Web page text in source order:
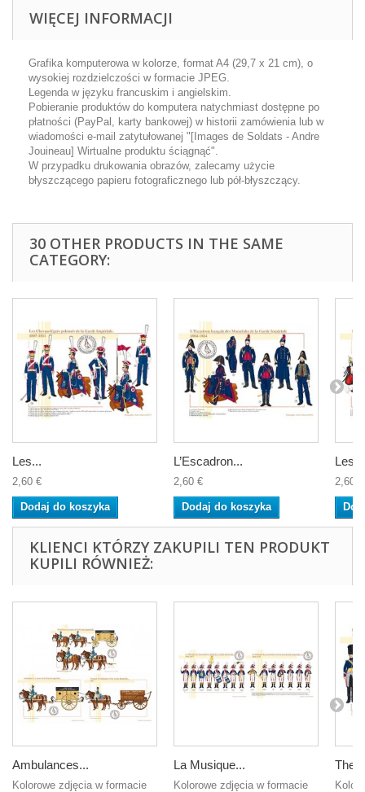
WIĘCEJ INFORMACJI
Grafika komputerowa w kolorze, format A4 (29,7 x 21 cm), o
wysokiej rozdzielczości w formacie JPEG.
Legenda w języku francuskim i angielskim.
Pobieranie produktów do komputera natychmiast dostępne po
płatności (PayPal, karty bankowej) w historii zamówienia lub w
wiadomości e-mail zatytułowanej "[Images de Soldats - Andre
Jouineau] Wirtualne produktu ściągnąć".
W przypadku drukowania obrazów, zalecamy użycie
błyszczącego papieru fotograficznego lub pół-błyszczący.
30 OTHER PRODUCTS IN THE SAME
CATEGORY:
Les...
2,60 €
Dodaj do koszyka
L’Escadron...
2,60 €
Dodaj do koszyka
Les...
2,60 €
KLIENCI KTÓRZY ZAKUPILI TEN PRODUKT
KUPILI RÓWNIEŻ:
Ambulances...
Kolorowe zdjęcia w formacie
La Musique...
Kolorowe zdjęcia w formacie
The
Kolor